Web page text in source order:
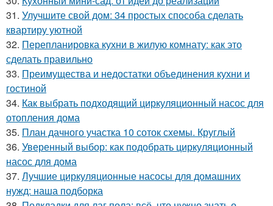
31. Улучшите свой дом: 34 простых способа сделать
квартиру уютной
32. Перепланировка кухни в жилую комнату: как это
сделать правильно
33. Преимущества и недостатки объединения кухни и
гостиной
34. Как выбрать подходящий циркуляционный насос для
отопления дома
35. План дачного участка 10 соток схемы. Круглый
36. Уверенный выбор: как подобрать циркуляционный
насос для дома
37. Лучшие циркуляционные насосы для домашних
нужд: наша подборка